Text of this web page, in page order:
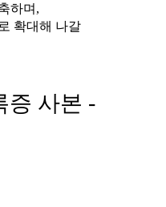
하며,
확대해 나갈